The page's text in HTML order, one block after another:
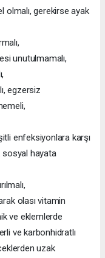
olmalı, gerekirse ayak
unutulmamalı,
egzersiz
enfeksiyonlara karşı
sosyal hayata
olası vitamin
ve eklemlerde
ve karbonhidratlı
uzak